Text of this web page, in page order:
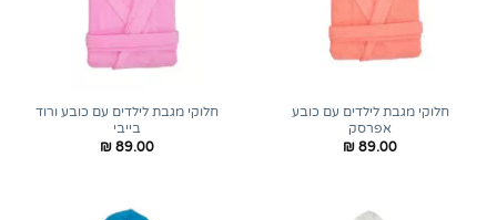
חלוקי מגבת לילדים עם כובע
אפרסק
₪ 89.00
חלוקי מגבת לילדים עם כובע ורוד
בייבי
₪ 89.00